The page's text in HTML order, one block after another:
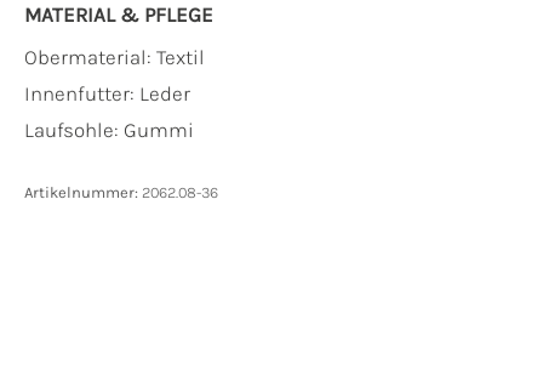
MATERIAL & PFLEGE
Obermaterial: Textil
Innenfutter: Leder
Laufsohle: Gummi
Artikelnummer: 2062.08-36